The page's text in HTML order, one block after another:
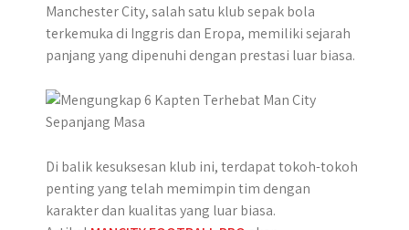
a
t
s
p
p
c
e
b
k
s
s
e
e
r
l
e
g
a
m
y
p
e
n
e
a
r
e
Manchester City, salah satu klub sepak bola
terkemuka di Inggris dan Eropa, memiliki sejarah
panjang yang dipenuhi dengan prestasi luar biasa.
Di balik kesuksesan klub ini, terdapat tokoh-tokoh
penting yang telah memimpin tim dengan
karakter dan kualitas yang luar biasa.